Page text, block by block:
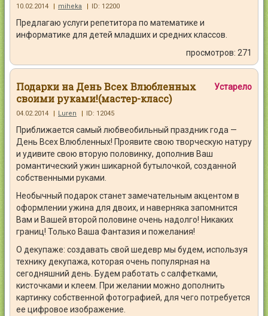
10.02.2014 | miheka | ID: 12200
Предлагаю услуги репетитора по математике и
информатике для детей младших и средних классов.
просмотров: 271
Устарело
Подарки на День Всех Влюбленных
своими руками!(мастер-класс)
04.02.2014 | Luren | ID: 12045
Приближается самый любвеобильный праздник года —
День Всех Влюбленных! Проявите свою творческую натуру
и удивите свою вторую половинку, дополнив Ваш
романтический ужин шикарной бутылочкой, созданной
собственными руками.
Необычный подарок станет замечательным акцентом в
оформлении ужина для двоих, и наверняка запомнится
Вам и Вашей второй половине очень надолго! Никаких
границ! Только Ваша Фантазия и пожелания!
О декупаже: создавать свой шедевр мы будем, используя
технику декупажа, которая очень популярная на
сегодняшний день. Будем работать с салфетками,
кисточками и клеем. При желании можно дополнить
картинку собственной фотографией, для чего потребуется
ее цифровое изображение.